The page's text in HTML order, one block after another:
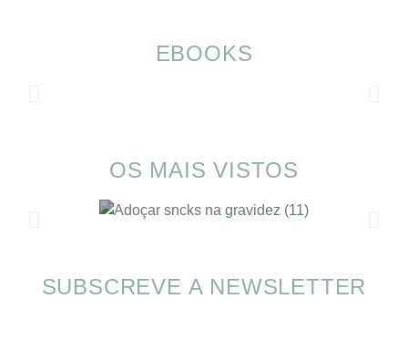
EBOOKS
OS MAIS VISTOS
SOMP (SOP): 5 Ideias de Pequenos Almoços
SUBSCREVE A NEWSLETTER